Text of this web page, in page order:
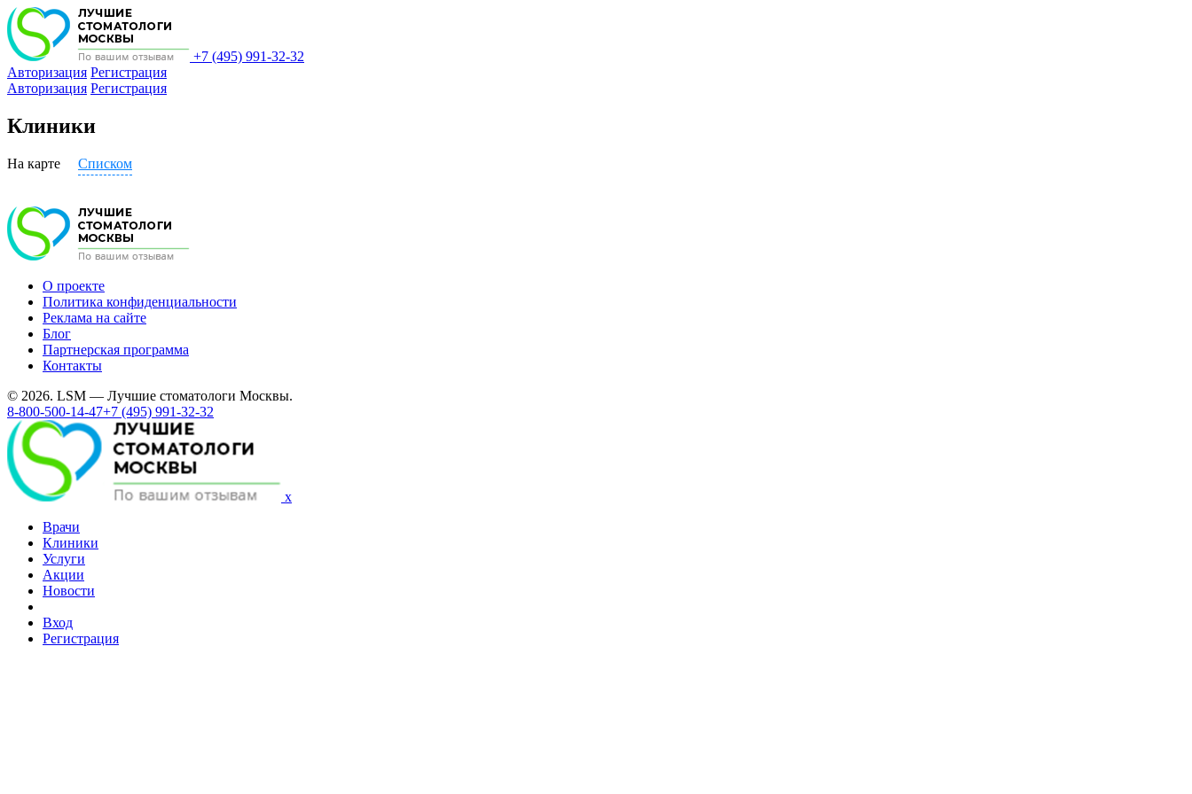
+7 (495) 991-32-32
Авторизация Регистрация
Авторизация Регистрация
Клиники
На карте Списком
О проекте
Политика конфиденциальности
Реклама на сайте
Блог
Партнерская программа
Контакты
© 2026. LSM — Лучшие стоматологи Москвы.
8-800-500-14-47+7 (495) 991-32-32
x
Врачи
Клиники
Услуги
Акции
Новости
Вход
Регистрация